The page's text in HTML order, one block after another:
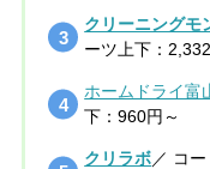
クリーニングモ
ーツ上下：
ホームドライ富
下：960円～
クリラボ／ コ